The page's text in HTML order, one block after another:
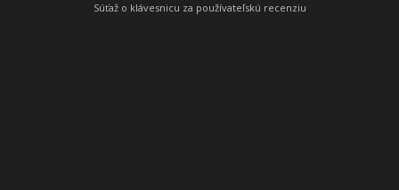
Súťaž o klávesnicu za používateľskú recenziu